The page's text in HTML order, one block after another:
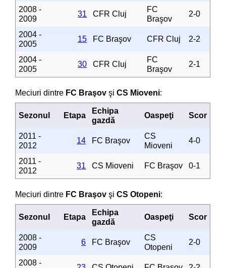
2008 -
2009
31 CFR Cluj
FC
Braşov
2-0
2004 -
2005
15 FC Braşov CFR Cluj 2-2
2004 -
2005
30 CFR Cluj
FC
Braşov
2-1
Meciuri dintre FC Braşov şiCS Mioveni:
Sezonul Etapa
Echipa
gazdă
Oaspeţi Scor
2011 -
2012
14 FC Braşov
CS
Mioveni
4-0
2011 -
2012
31 CS Mioveni FC Braşov 0-1
Meciuri dintre FC Braşov şiCS Otopeni:
Sezonul Etapa
Echipa
gazdă
Oaspeţi Scor
2008 -
2009
6 FC Braşov
CS
Otopeni
2-0
2008 -